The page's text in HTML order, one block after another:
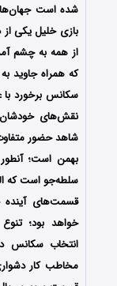
شده است
بازی خلیل یکی
از همه به چشم
که همراه جاوید
سکانس برخورد با
نقش‌های خودشان
شاهد حضور
بهمن است؛
سلطه‌جو است که
قسمت‌های
خواهد بود؛
انتخاب سکانس
مخاطب کار